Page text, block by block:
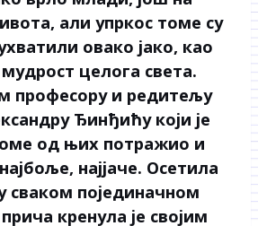
али упркос томе су
овако јако, као
целога света.
професору и редитељу
Ђинђићу који је
од њих потражио и
најјаче. Осетила
сваком појединачном
кренула је својим